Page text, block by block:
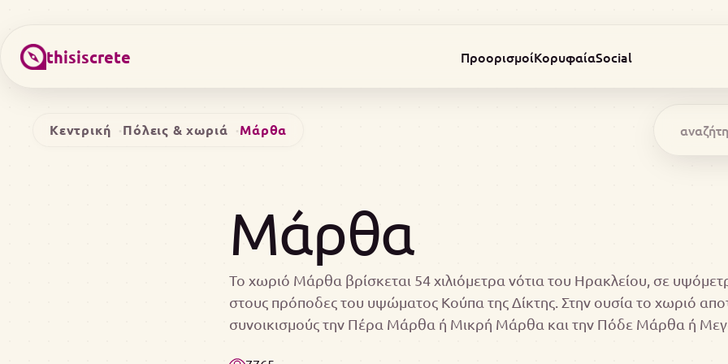
thisiscrete ΠροορισμοίΚορυφαίαSocial
Κεντρική Πόλεις & χωριά Μάρθα
Μάρθα
Το χωριό Μάρθα βρίσκεται 54 χιλιόμετρα νότια του Ηρακλείου, σε
στους πρόποδες του υψώματος Κούπα της Δίκτης. Στην ουσία το χωριό
συνοικισμούς την Πέρα Μάρθα ή Μικρή Μάρθα και την Πόδε Μάρθα ή